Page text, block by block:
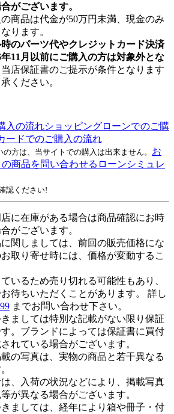
がございます。
商品は代金が50万円未満、現金のみ
ります。
のパーツ代やクレジットカード決済
11月以前にご購入の方は対象外とな
当店保証書のご提示が条件となります
ください。
入の流れショッピングローンでのご購
ードでのご購入の流れ
の方は、当サイトでの購入は出来ません。 お
の商品を問い合わせる ローンシミュレ
認ください!
に在庫がある場合は商品確認にお時
がございます。
関しましては、前回の販売価格にな
取り寄せ時には、価格が変動するこ
いるため売り切れる可能性もあり、
待ちいただくことがあります。 詳し
までお問い合わせ下さい。
ましては特別な記載がない限り保証
。ブランドによっては保証書に買付
れている場合がございます。
の写真は、実物の商品と若干異なる
、入荷の状況などにより、掲載写真
が異なる場合がございます。
ましては、経年により箱や冊子・付